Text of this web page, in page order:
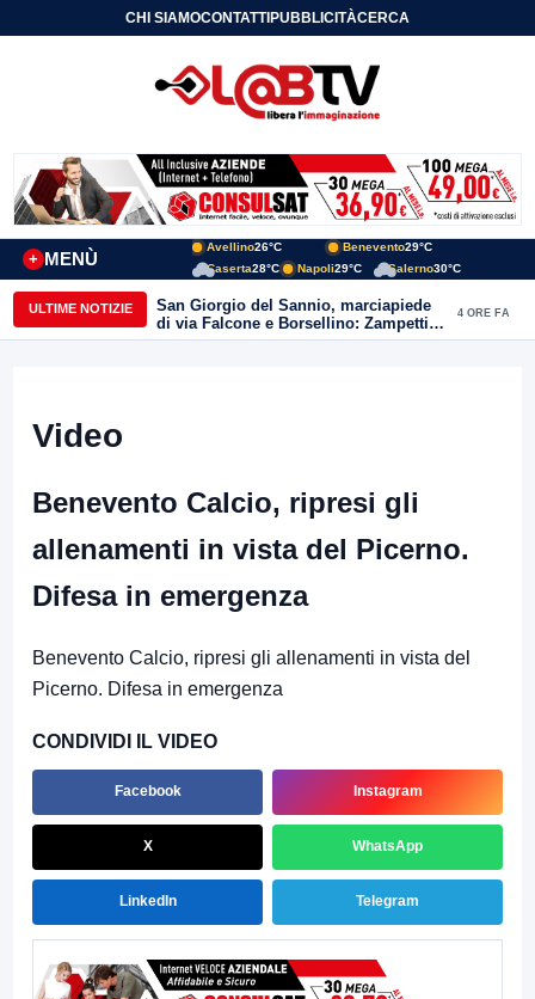
CHI SIAMOCONTATTIPUBBLICITÀCERCA
MENÙ
+
Avellino26°C Benevento29°C
Caserta28°C Napoli29°C Salerno30°C
ULTIME NOTIZIE
San Giorgio del Sannio, marciapiede
di via Falcone e Borsellino: Zampetti e
Lombardi replicano alle polemiche
4 ORE FA
Video
Benevento Calcio, ripresi gli
allenamenti in vista del Picerno.
Difesa in emergenza
Benevento Calcio, ripresi gli allenamenti in vista del
Picerno. Difesa in emergenza
CONDIVIDI IL VIDEO
Facebook Instagram
X WhatsApp
LinkedIn Telegram